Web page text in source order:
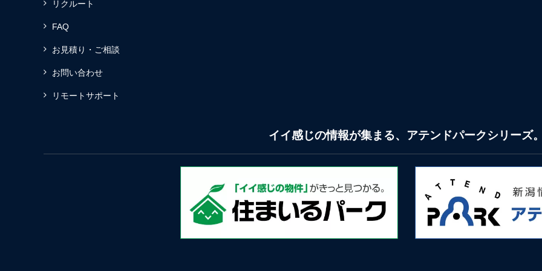
リクルート
FAQ
お見積り・ご相談
お問い合わせ
リモートサポート
イイ感じの情報が集まる、アテンドパークシリーズ